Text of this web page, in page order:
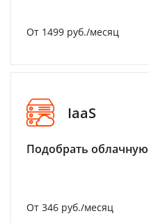
От 1499 руб./месяц
IaaS
Подобрать
От 346 руб./месяц